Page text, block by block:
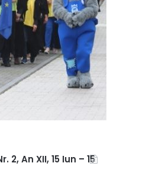
2, An XII, 15 Iun – 15